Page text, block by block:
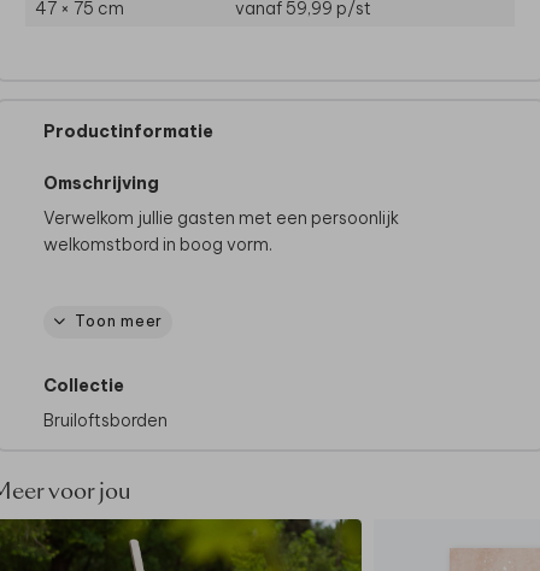
47 × 75 cm vanaf 59,99 p/st
Productinformatie
Omschrijving
Verwelkom jullie gasten met een persoonlijk
welkomstbord in boog vorm.
Materiaal:
Dikte Forex:
De hele collectie bekijken? Je vindtalle
bruiloftsborden
hier.
Toon meer
Collectie
Bruiloftsborden
voor jou